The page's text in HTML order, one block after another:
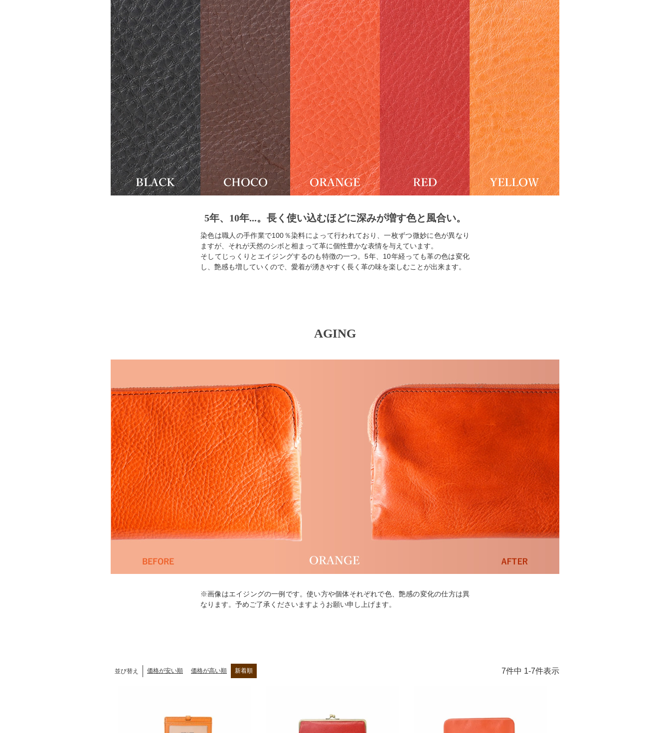
5年、10年...。長く使い込むほどに深みが増す色と風合い。
染色は職人の手作業で100％染料によって行われており、一枚ずつ微妙に色が異なり
ますが、それが天然のシボと相まって革に個性豊かな表情を与えています。
そしてじっくりとエイジングするのも特徴の一つ。5年、10年経っても革の色は変化
し、艶感も増していくので、愛着が湧きやすく長く革の味を楽しむことが出来ます。
AGING
※画像はエイジングの一例です。使い方や個体それぞれで色、艶感の変化の仕方は異
なります。予めご了承くださいますようお願い申し上げます。
並び替え 価格が安い順 価格が高い順 新着順 7件中 1-7件表示